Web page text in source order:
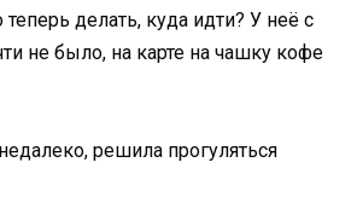
делать, куда идти? У неё с
не было, на карте на чашку кофе
решила прогуляться